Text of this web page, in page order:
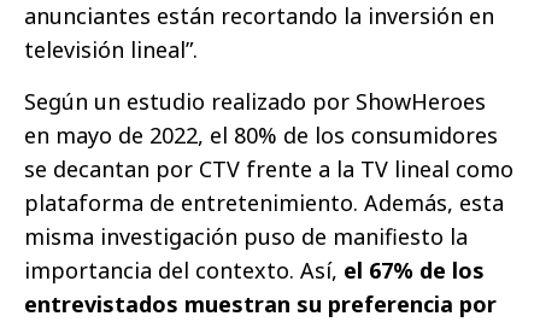
anunciantes están recortando la inversión en
televisión lineal”.
Según un estudio realizado por ShowHeroes
en mayo de 2022, el 80% de los consumidores
se decantan por CTV frente a la TV lineal como
plataforma de entretenimiento. Además, esta
misma investigación puso de manifiesto la
importancia del contexto. Así, el 67% de los
entrevistados muestran su preferencia por